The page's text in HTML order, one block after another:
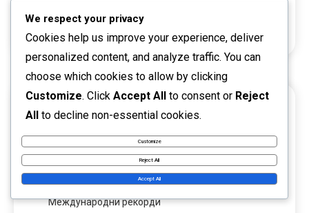
ПОСЛЕДНИ ПУБЛИКАЦИИ
Хамес Родригес: Представяне на Световно
първенство, Успехи в клубния футбол,
Международни рекорди
We respect your privacy
Cookies help us improve your experience, deliver
personalized content, and analyze traffic. You can
choose which cookies to allow by clicking
Customize. Click Accept All to consent or Reject
All to decline non-essential cookies.
Customize
Reject All
Accept All